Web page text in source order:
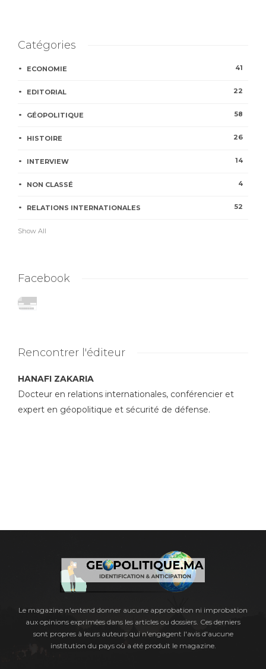
Catégories
ECONOMIE 41
EDITORIAL 22
GÉOPOLITIQUE 58
HISTOIRE 26
INTERVIEW 14
NON CLASSÉ 4
RELATIONS INTERNATIONALES 52
Show All
Facebook
Rencontrer l'éditeur
HANAFI ZAKARIA
Docteur en relations internationales, conférencier et
expert en géopolitique et sécurité de défense.
Le magazine n'entend donner aucune approbation ni improbation
aux opinions exprimées dans les articles ou dossiers. Ces derniers
sont propres à leurs auteurs qui n'engagent l'avis d'aucune
institution du pays où a été produit le magazine.